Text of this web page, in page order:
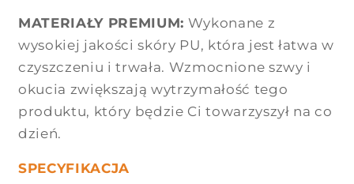
MATERIAŁY PREMIUM: Wykonane z
wysokiej jakości skóry PU, która jest łatwa w
czyszczeniu i trwała. Wzmocnione szwy i
okucia zwiększają wytrzymałość tego
produktu, który będzie Ci towarzyszył na co
dzień.
SPECYFIKACJA